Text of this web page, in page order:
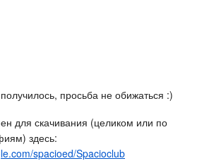
просьба не обижаться :)
для скачивания (целиком или по
здесь:
spacioed/Spacioclub